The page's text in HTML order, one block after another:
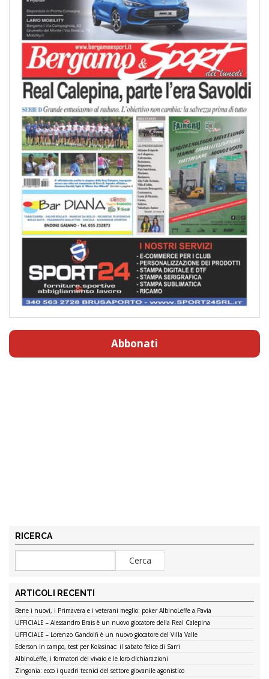
Abbonati
RICERCA
ARTICOLI RECENTI
Bene i nuovi, i Primavera e i veterani meglio: poker AlbinoLeffe a Pavia
UFFICIALE – Alessandro Brais è un nuovo giocatore della Real Calepina
UFFICIALE – Lorenzo Gandolfi è un nuovo giocatore del Villa Valle
Ederson in campo, test per Kolasinac: il sabato felice di Sarri
AlbinoLeffe, i formatori del vivaio e le loro dichiarazioni
Zingonia: ecco i quadri tecnici del settore giovanile agonistico